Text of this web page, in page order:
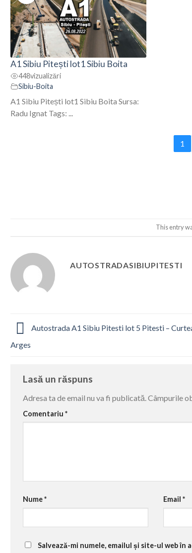
A1 Sibiu Pitești lot1 Sibiu Boita
448vizualizări
Sibiu-Boita
A1 Sibiu Pitești lot1 Sibiu Boita Sursa:
Radu Ignat Tags: ...
1
This entry
AUTOSTRADASIBIUPITESTI
Autostrada A1 Sibiu Pitesti lot 5 Pitesti –
Arges
Lasă un răspuns
Adresa ta de email nu va fi publicată. Câmpurile
Comentariu *
Nume* Email*
Salvează-mi numele, emailul și site-ul web